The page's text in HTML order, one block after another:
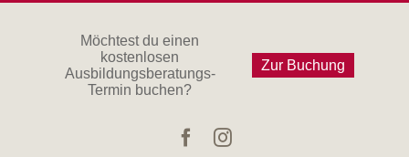
Möchtest du einen
kostenlosen
Ausbildungsberatungs-
Termin buchen?
Zur Buchung
FacebookInstagram